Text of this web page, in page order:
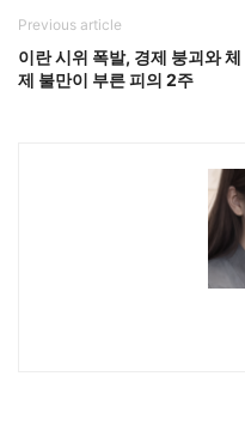
Previous article
이란 시위 폭발, 경제 붕괴와 체
제 불만이 부른 피의 2주